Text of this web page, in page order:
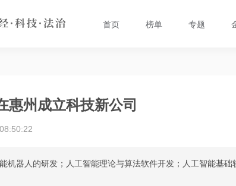
首页 榜单 专题
惠州成立科技新公司
机器人的研发；人工智能理论与算法软件开发；人工智能基